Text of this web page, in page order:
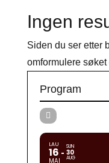
Ingen
Siden du ser etter
omformulere
Program
LAU
16
MAI
SUN
30
AUG